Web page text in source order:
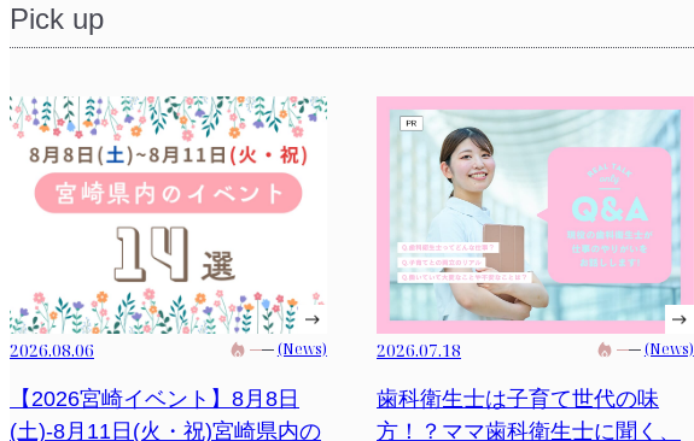
Pick up
2026.08.06 (News)
【2026宮崎イベント】8月8日
(土)-8月11日(火・祝)宮崎県内の
2026.07.18 (News)
歯科衛生士は子育て世代の味
方！？ママ歯科衛生士に聞く、